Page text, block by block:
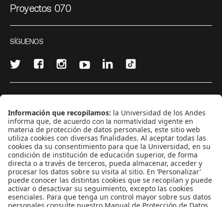
Proyectos 070
SÍGUENOS
CONTÁCTANOS
cerosetenta@uniandes.edu.co
BOGOTÁ, COLOMBIA
NEWSLETTER